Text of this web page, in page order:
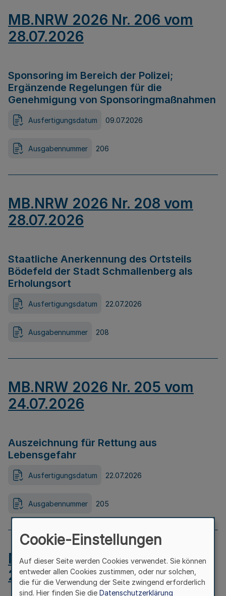
MB.NRW 2026 Nr. 206 vom
28.07.2026
Sponsoring im Bereich der Polizei;
Ergänzende Regelungen für die
Genehmigung von Sponsoringmaßnahmen
Ausfertigungsdatum 09.07.2026
Ausgabennummer 206
MB.NRW 2026 Nr. 208 vom
28.07.2026
Staatliche Anerkennung des Ortsteils
Bödefeld der Stadt Schmallenberg als
Erholungsort
Ausfertigungsdatum 22.07.2026
Ausgabennummer 208
MB.NRW 2026 Nr. 205 vom
24.07.2026
Auszeichnung für Rettung aus
Lebensgefahr
Ausfertigungsdatum 22.07.2026
Ausgabennummer 205
MB.NRW 2026 Nr. 204 vom
24.07.2026
Cookie-Einstellungen
Auf dieser Seite werden Cookies verwendet. Sie können
entweder allen Cookies zustimmen, oder nur solchen,
die für die Verwendung der Seite zwingend erforderlich
sind. Hier finden Sie die Datenschutzerklärung